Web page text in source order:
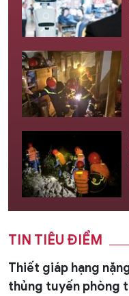
TIN TIÊU ĐIỂM
Thiết giáp hạng
thủng tuyến phòng